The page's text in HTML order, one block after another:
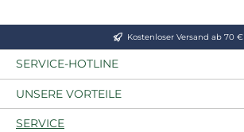
Kostenloser Versand ab 70 €
SERVICE-HOTLINE
UNSERE VORTEILE
SERVICE